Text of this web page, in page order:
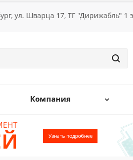
ул. Шварца 17, ТГ "Дирижабль" 1
Компания